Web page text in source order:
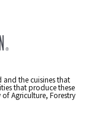
and the cuisines that
that produce these
of Agriculture, Forestry